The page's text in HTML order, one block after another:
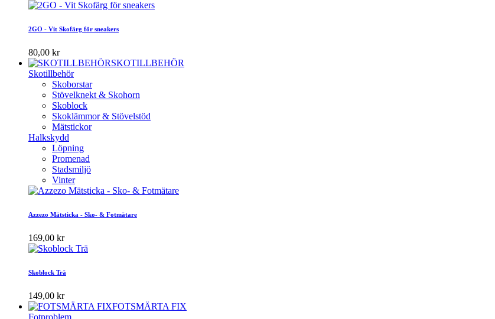
2GO - Vit Skofärg för sneakers
80,00 kr
SKOTILLBEHÖR
Skotillbehör
Skoborstar
Stövelknekt & Skohorn
Skoblock
Skoklämmor & Stövelstöd
Mätstickor
Halkskydd
Löpning
Promenad
Stadsmiljö
Vinter
Azzezo Mätsticka - Sko- & Fotmätare
169,00 kr
Skoblock Trä
149,00 kr
FOTSMÄRTA FIX
Fotproblem